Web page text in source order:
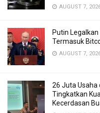
AUGUST 7,
Putin
Termasuk
AUGUST 7,
26 Juta Usaha
Tingkatkan
Kecerdasan